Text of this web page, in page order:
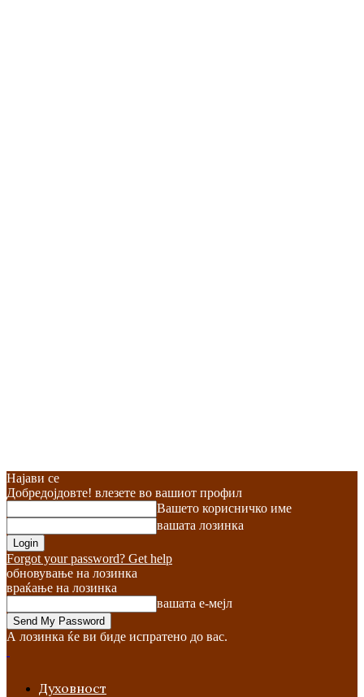
Најави се
Добредојдовте! влезете во вашиот профил
Вашето корисничко име
вашата лозинка
Forgot your password? Get help
обновување на лозинка
враќање на лозинка
вашата е-мејл
А лозинка ќе ви биде испратено до вас.
Духовност